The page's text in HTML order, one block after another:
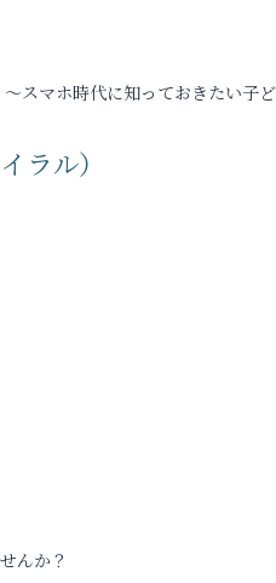
スマホ時代に知っておきたい子
ラル）
んか？